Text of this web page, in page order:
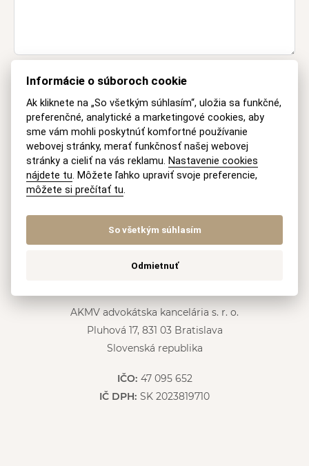
Informácie o spracúvaníosobných údajov
ODOSLAŤ
Mobil
E-mail
recepcia@akmv.sk
AKMV advokátska kancelária s. r. o.
Pluhová 17, 831 03 Bratislava
Slovenská republika
IČO: 47 095 652
IČ DPH: SK 2023819710
Informácie o súboroch cookie
Ak kliknete na „So všetkým súhlasím“, uložia sa funkčné,
preferenčné, analytické a marketingové cookies, aby
sme vám mohli poskytnúť komfortné používanie
webovej stránky, merať funkčnosť našej webovej
stránky a cieliť na vás reklamu. Nastavenie cookies
nájdete tu. Môžete ľahko upraviť svoje preferencie,
môžete si prečítať tu.
So všetkým súhlasím
Odmietnuť